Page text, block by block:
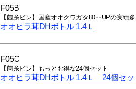
F05B
【菌糸ビン】国産オオクワガタ80㎜UPの実績
オオヒラ茸DHボトル 1.4Ｌ
F05C
【菌糸ビン】もっとお得な24個セット
オオヒラ茸DHボトル 1.4Ｌ 24個セッ